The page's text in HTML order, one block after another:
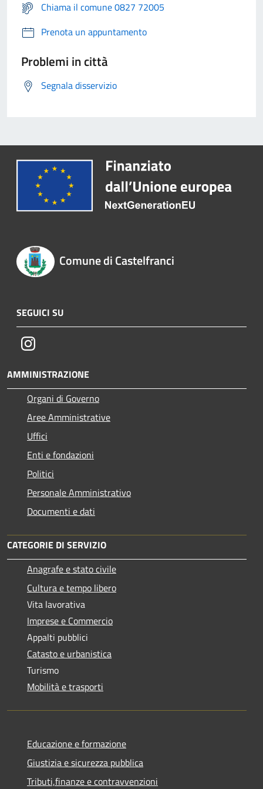
Chiama il comune 0827 72005
Prenota un appuntamento
Problemi in città
Segnala disservizio
Comune di Castelfranci
SEGUICI SU
Instagram
AMMINISTRAZIONE
Organi di Governo
Aree Amministrative
Uffici
Enti e fondazioni
Politici
Personale Amministrativo
Documenti e dati
CATEGORIE DI SERVIZIO
Anagrafe e stato civile
Cultura e tempo libero
Vita lavorativa
Imprese e Commercio
Appalti pubblici
Catasto e urbanistica
Turismo
Mobilità e trasporti
Educazione e formazione
Giustizia e sicurezza pubblica
Tributi,finanze e contravvenzioni